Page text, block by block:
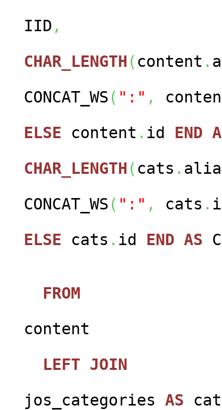
IID ,
CHAR_LENGTH( content .
CONCAT_WS( ":" ,
ELSE content . id END
CHAR_LENGTH( cats .
CONCAT_WS( ":" , cats .
ELSE cats . id END AS
FROM
content
LEFT JOIN
jos_categories AS